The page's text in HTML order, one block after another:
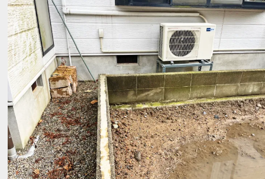
借りたい 店舗・事務所
倉庫
土地
その他
売りたい サポート内容
売却の流れ
無料査定・売却・買取
お役立ち
情報
資産活用・売却の豆知識